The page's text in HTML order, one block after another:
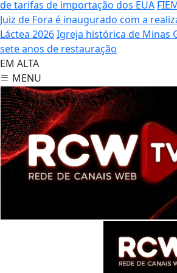
de tarifas de importação dos EUA
Juiz de Fora é inaugurado com a
Láctea 2026Igreja histórica de Minas
sete anos de restauração
EM ALTA
MENU